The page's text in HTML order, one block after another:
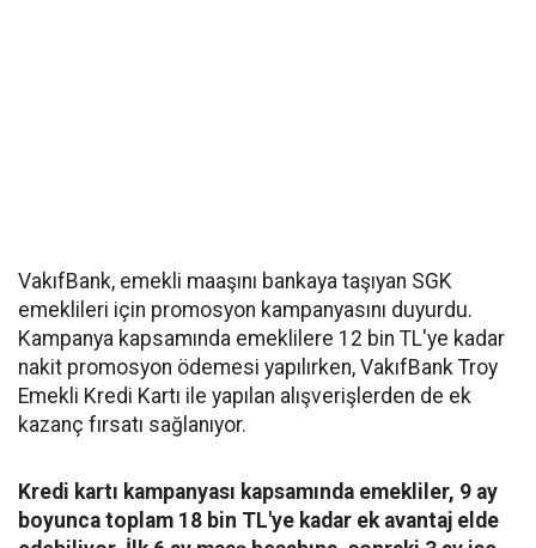
VakıfBank, emekli maaşını bankaya taşıyan SGK
emeklileri için promosyon kampanyasını duyurdu.
Kampanya kapsamında emeklilere 12 bin TL'ye kadar
nakit promosyon ödemesi yapılırken, VakıfBank Troy
Emekli Kredi Kartı ile yapılan alışverişlerden de ek
kazanç fırsatı sağlanıyor.
Kredi kartı kampanyası kapsamında emekliler, 9 ay
boyunca toplam 18 bin TL'ye kadar ek avantaj elde